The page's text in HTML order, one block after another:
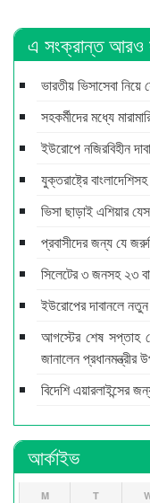
এ সংক্রান্ত আরও
ভারতীয় ভিসাসেবা
সহকর্মীদের মধ্যে
ইউরোপে নজিরবিহীন
যুক্তরাষ্ট্রে
ভিসা ছাড়াই এশিয়ার
প্রবাসীদের জন্য যে
সিলেটের ৩ জনসহ ২৩
ইউরোপের দাবানলে
আগস্টের শেষ সপ্তাহ
জানালেন প্রধানমন্ত্রীর
বিদেশি এয়ারলাইন্সের
আর্কাইভ
M T